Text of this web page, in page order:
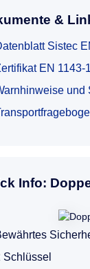
&
Sistec
EN 1143-
und
Info:
Schlüssel